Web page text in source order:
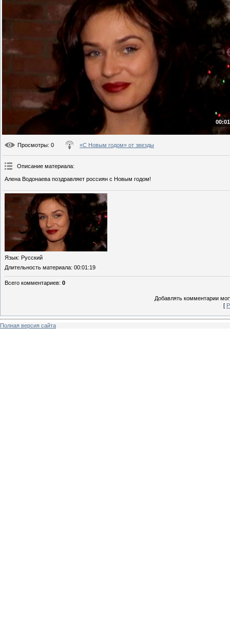
Просмотры: 0 «С Новым годом» от звезды
Описание материала:
Алена Водонаева поздравляет россиян с Новым годом!
Язык: Русский
Длительность материала: 00:01:19
Всего комментариев: 0
Добавлять комментарии
[
Полная версия сайта